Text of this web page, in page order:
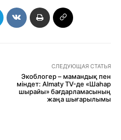
СЛЕДУЮЩАЯ СТАТЬЯ
Экоблогер – мамандық пен
міндет: Almaty TV-де «Шаһар
шырайы» бағдарламасының
жаңа шығарылымы